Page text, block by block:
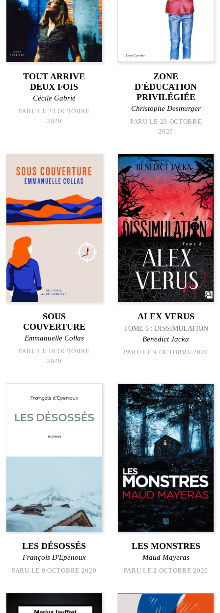
TOUT ARRIVE
DEUX FOIS
Cécile Gabrié
PARU LE 23 OCTOBRE
2020
ZONE
D'ÉDUCATION
PRIVILÉGIÉE
Christophe Desmurger
PARU LE 23 OCTOBRE
2020
SOUS
COUVERTURE
Emmanuelle Collas
PARU LE 16 OCTOBRE
2020
ALEX VERUS
TOME 6 : DISSIMULATION
Benedict Jacka
PARU LE 9 OCTOBRE 2020
LES DÉSOSSÉS
François D'Epenoux
PARU LE 9 OCTOBRE 2020
LES MONSTRES
Maud Mayeras
PARU LE 2 OCTOBRE 2020